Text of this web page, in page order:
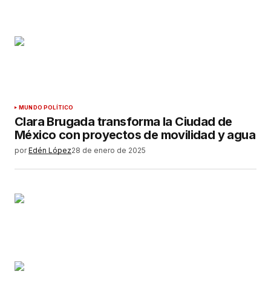
MUNDO POLÍTICO
Clara Brugada transforma la Ciudad de
México con proyectos de movilidad y agua
por Edén López28 de enero de 2025